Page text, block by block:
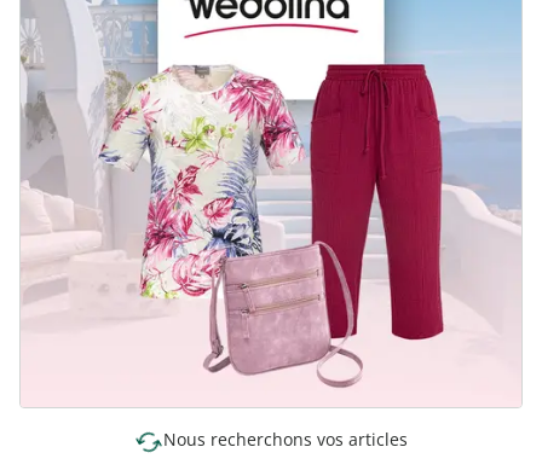
Nous recherchons vos articles